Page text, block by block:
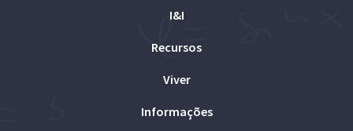
I&I
Recursos
Viver
Informações